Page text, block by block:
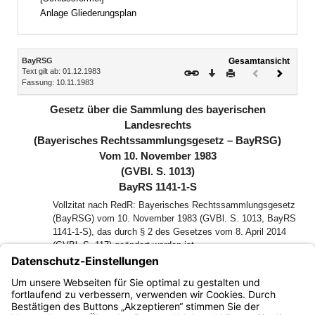
Anlage Gliederungsplan
Inhalt
BayRSG
Text gilt ab: 01.12.1983
Fassung: 10.11.1983
Gesamtansicht
Download
DruckenVorheriges
(inaktiv)
Gesetz über die Sammlung des bayerischen
Landesrechts
(Bayerisches Rechtssammlungsgesetz – BayRSG)
Vom 10. November 1983
(GVBl. S. 1013)
BayRS 1141-1-S
Vollzitat nach RedR: Bayerisches Rechtssammlungsgesetz
(BayRSG) vom 10. November 1983 (GVBl. S. 1013, BayRS
1141-1-S), das durch § 2 des Gesetzes vom 8. April 2014
(GVBl. S. 117) geändert worden ist
beschlossen, das nach Anhörung des Senats hiermit
bekanntgemacht wird: